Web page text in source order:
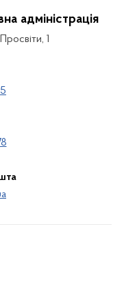
адміністрація
1